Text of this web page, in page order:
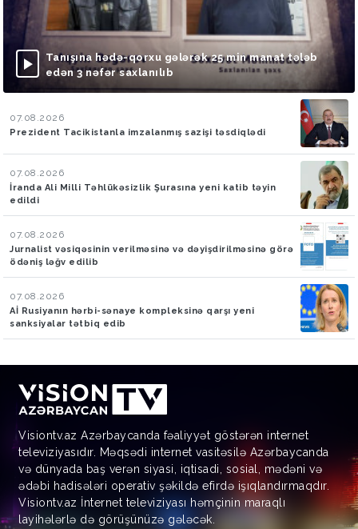
Tanışına hədə-qorxu gələrək 25 min manat tələb
edən 3 nəfər saxlanılıb
07.08.2026
Prezident Tacikistanla imzalanmış sazişi təsdiqlədi
07.08.2026
İranda Ali Milli Təhlükəsizlik Şurasına yeni katib təyin
edildi
07.08.2026
Jurnalist vəsiqəsinin verilməsinə və dəyişdirilməsinə görə
ödəniş ləğv edilib
07.08.2026
Aİ Rusiyanın hərbi-sənaye kompleksinə qarşı yeni
sanksiyalar tətbiq edib
Visiontv.az Azərbaycanda fəaliyyət göstərən internet
televiziyasıdır. Məqsədi internet vasitəsilə Azərbaycanda
və dünyada baş verən siyasi, iqtisadi, sosial, mədəni və
ədəbi hadisələri operativ şəkildə efirdə işıqlandırmaqdır.
Visiontv.az İnternet televiziyası həmçinin maraqlı
layihələrlə də görüşünüzə gələcək.